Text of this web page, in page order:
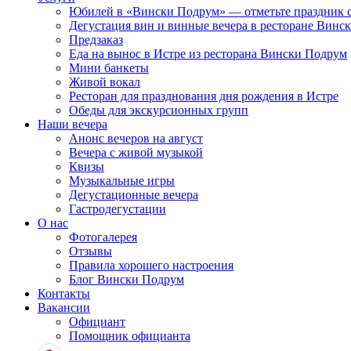
Юбилей в «Вински Подрум» — отметьте праздник
Дегустация вин и винные вечера в ресторане
Предзаказ
Еда на вынос в Истре из ресторана Вински Подрум
Мини банкеты
Живой вокал
Ресторан для празднования дня рождения в Истре
Обеды для экскурсионных групп
Наши вечера
Анонс вечеров на август
Вечера с живой музыкой
Квизы
Музыкальные игры
Дегустационные вечера
Гастродегустации
О нас
Фотогалерея
Отзывы
Правила хорошего настроения
Блог Вински Подрум
Контакты
Вакансии
Официант
Помощник официанта